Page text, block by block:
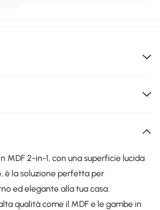
MDF 2-in-1, con una superficie lucida
è la soluzione perfetta per
ed elegante alla tua casa.
qualità come il MDF e le gambe in